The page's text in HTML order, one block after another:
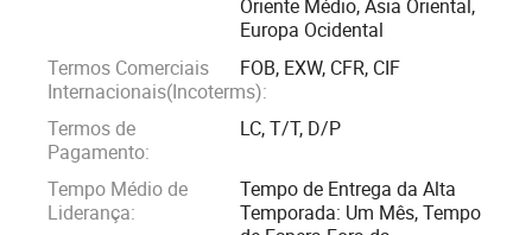
preocupados com a indústria de decoração doméstica e
externa para sua alta proteção ambiental, não toxicidade e
grau alimentar. Nos últimos anos, tornaram-se também o
quadro preferido para a decoração geral de casa, entre os
quais os quadros coreanos da série LG-PET são
particularmente populares.
Oriente Médio, Ásia Oriental,
Europa Ocidental
Termos Comerciais
Internacionais(Incoterms):
FOB, EXW, CFR, CIF
Termos de
Pagamento:
LC, T/T, D/P
Tempo Médio de
Liderança:
Tempo de Entrega da Alta
Temporada: Um Mês, Tempo